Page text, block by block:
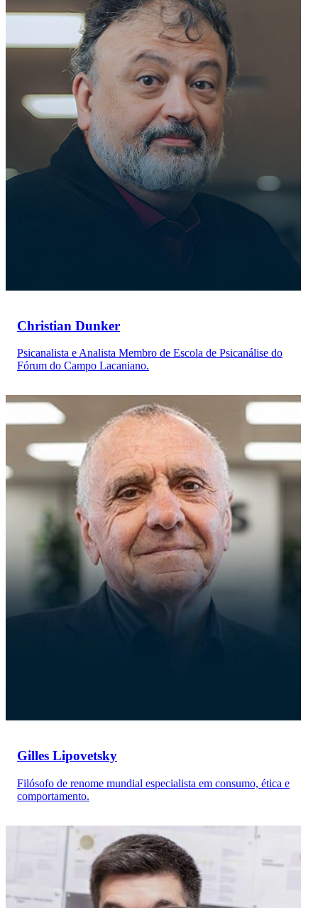
Christian Dunker
Psicanalista e Analista Membro de Escola de Psicanálise do
Fórum do Campo Lacaniano.
Gilles Lipovetsky
Filósofo de renome mundial especialista em consumo, ética e
comportamento.